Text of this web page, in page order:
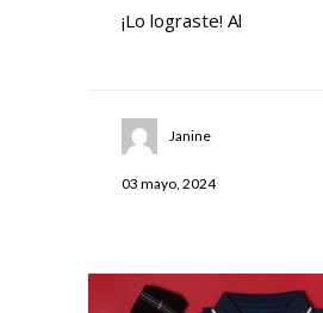
¡Lo lograste! Al
Janine
03 mayo, 2024